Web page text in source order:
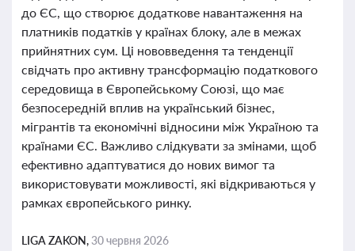
до ЄС, що створює додаткове навантаження на
платників податків у країнах блоку, але в межах
прийнятних сум. Ці нововведення та тенденції
свідчать про активну трансформацію податкового
середовища в Європейському Союзі, що має
безпосередній вплив на український бізнес,
мігрантів та економічні відносини між Україною та
країнами ЄС. Важливо слідкувати за змінами, щоб
ефективно адаптуватися до нових вимог та
використовувати можливості, які відкриваються у
рамках європейського ринку.
LIGA ZAKON,30 червня 2026